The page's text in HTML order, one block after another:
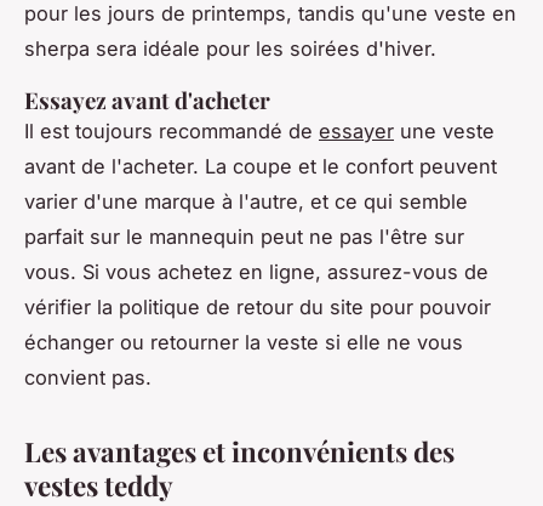
pour les jours de printemps, tandis qu'une veste en
sherpa sera idéale pour les soirées d'hiver.
Essayez avant d'acheter
Il est toujours recommandé de essayer une veste
avant de l'acheter. La coupe et le confort peuvent
varier d'une marque à l'autre, et ce qui semble
parfait sur le mannequin peut ne pas l'être sur
vous. Si vous achetez en ligne, assurez-vous de
vérifier la politique de retour du site pour pouvoir
échanger ou retourner la veste si elle ne vous
convient pas.
Les avantages et inconvénients des
vestes teddy